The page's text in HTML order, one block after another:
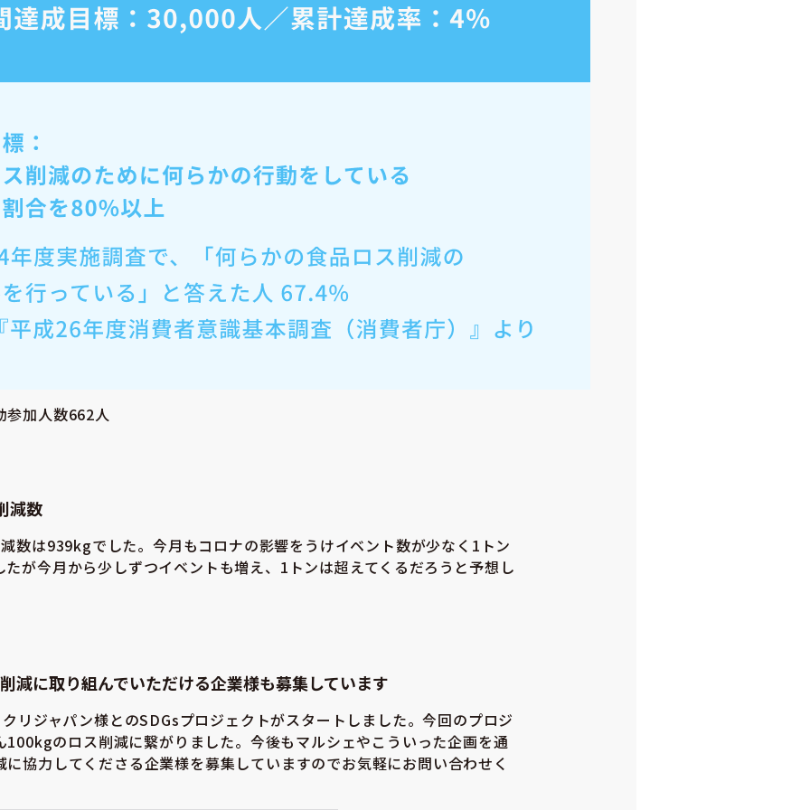
参加人数662人
減数
数は939kgでした。今月もコロナの影響をうけイベント数が少なく1トン
たが今月から少しずつイベントも増え、1トンは超えてくるだろうと予想し
減に取り組んでいただける企業様も募集しています
リジャパン様とのSDGsプロジェクトがスタートしました。今回のプロジ
100kgのロス削減に繋がりました。今後もマルシェやこういった企画を通
に協力してくださる企業様を募集していますのでお気軽にお問い合わせく